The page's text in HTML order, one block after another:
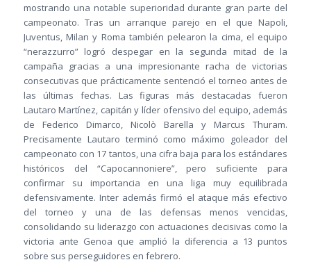
mostrando una notable superioridad durante gran parte del
campeonato. Tras un arranque parejo en el que Napoli,
Juventus, Milan y Roma también pelearon la cima, el equipo
“nerazzurro” logró despegar en la segunda mitad de la
campaña gracias a una impresionante racha de victorias
consecutivas que prácticamente sentenció el torneo antes de
las últimas fechas. Las figuras más destacadas fueron
Lautaro Martínez, capitán y líder ofensivo del equipo, además
de Federico Dimarco, Nicolò Barella y Marcus Thuram.
Precisamente Lautaro terminó como máximo goleador del
campeonato con 17 tantos, una cifra baja para los estándares
históricos del “Capocannoniere”, pero suficiente para
confirmar su importancia en una liga muy equilibrada
defensivamente. Inter además firmó el ataque más efectivo
del torneo y una de las defensas menos vencidas,
consolidando su liderazgo con actuaciones decisivas como la
victoria ante Genoa que amplió la diferencia a 13 puntos
sobre sus perseguidores en febrero.